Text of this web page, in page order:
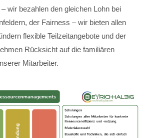
wir bezahlen den gleichen Lohn bei
der Fairness – wir bieten allen
flexible Teilzeitangebote und der
Rücksicht auf die familiären
Mitarbeiter.